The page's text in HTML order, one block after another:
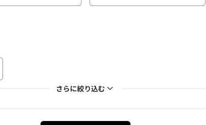
さらに絞り込む